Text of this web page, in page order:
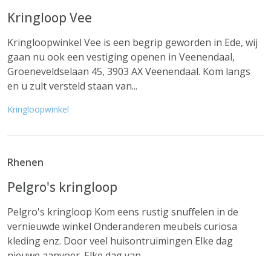
Kringloop Vee
Kringloopwinkel Vee is een begrip geworden in Ede, wij
gaan nu ook een vestiging openen in Veenendaal,
Groeneveldselaan 45, 3903 AX Veenendaal. Kom langs
en u zult versteld staan van...
Kringloopwinkel
Rhenen
Pelgro's kringloop
Pelgro's kringloop Kom eens rustig snuffelen in de
vernieuwde winkel Onderanderen meubels curiosa
kleding enz. Door veel huisontruimingen Elke dag